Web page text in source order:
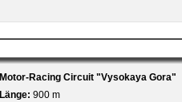
Motor-Racing Circuit "Vysokaya Gora"
Länge: 900 m